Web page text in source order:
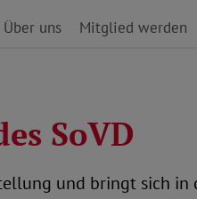
Über uns Mitglied werden
SoVD
und bringt sich